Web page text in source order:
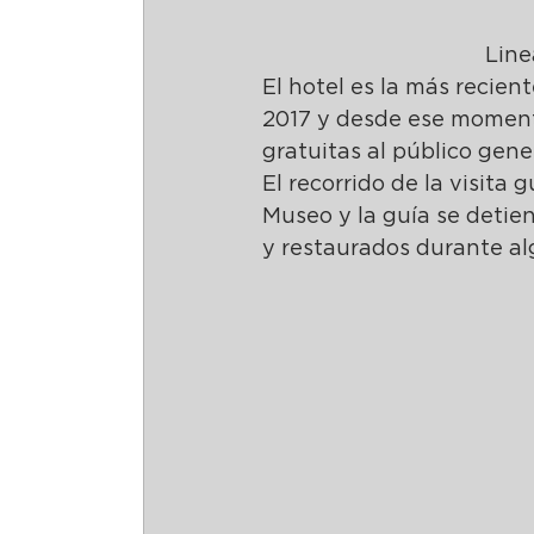
El hotel es la más
2017 y desde ese
gratuitas al público
El recorrido de la visita
Museo y la guía se
y restaurados durante